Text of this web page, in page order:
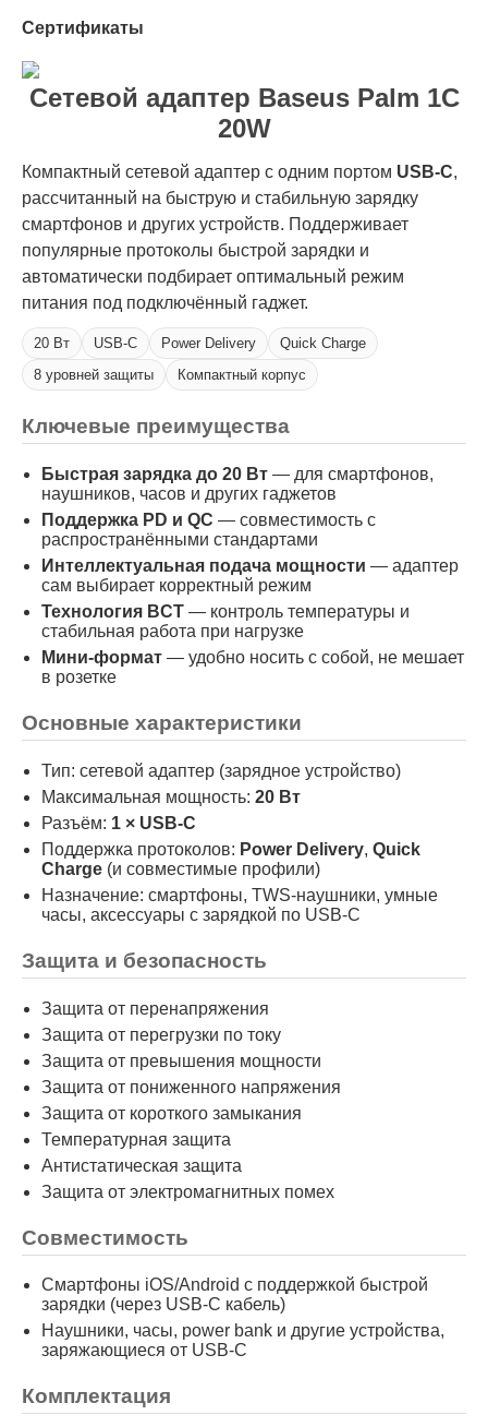
Сертификаты
Сетевой адаптер Baseus Palm 1C
20W
Компактный сетевой адаптер с одним портом USB-C,
рассчитанный на быструю и стабильную зарядку
смартфонов и других устройств. Поддерживает
популярные протоколы быстрой зарядки и
автоматически подбирает оптимальный режим
питания под подключённый гаджет.
20 Вт USB-C Power Delivery
Quick Charge
8 уровней защиты
Компактный корпус
Ключевые преимущества
Быстрая зарядка до 20 Вт — для смартфонов,
наушников, часов и других гаджетов
Поддержка PD и QC — совместимость с
распространёнными стандартами
Интеллектуальная подача мощности — адаптер
сам выбирает корректный режим
Технология BCT — контроль температуры и
стабильная работа при нагрузке
Мини-формат — удобно носить с собой, не мешает
в розетке
Основные характеристики
Тип: сетевой адаптер (зарядное устройство)
Максимальная мощность: 20 Вт
Разъём: 1 × USB-C
Поддержка протоколов: Power Delivery, Quick
Charge (и совместимые профили)
Назначение: смартфоны, TWS-наушники, умные
часы, аксессуары с зарядкой по USB-C
Защита и безопасность
Защита от перенапряжения
Защита от перегрузки по току
Защита от превышения мощности
Защита от пониженного напряжения
Защита от короткого замыкания
Температурная защита
Антистатическая защита
Защита от электромагнитных помех
Совместимость
Смартфоны iOS/Android с поддержкой быстрой
зарядки (через USB-C кабель)
Наушники, часы, power bank и другие устройства,
заряжающиеся от USB-C
Комплектация